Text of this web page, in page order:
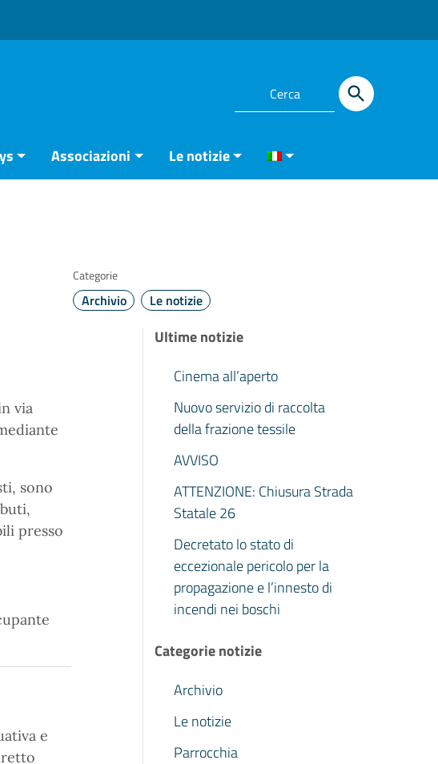
Associazioni Le notizie
Categorie
Archivio Le notizie
via
sono
presso
e
Ultime notizie
Cinema all’aperto
Nuovo servizio di raccolta
della frazione tessile
AVVISO
ATTENZIONE: Chiusura Strada
Statale 26
Decretato lo stato di
eccezionale pericolo per la
propagazione e l’innesto di
incendi nei boschi
Categorie notizie
Archivio
Le notizie
Parrocchia